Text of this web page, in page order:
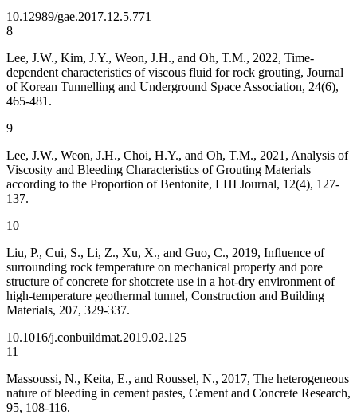
10.12989/gae.2017.12.5.771
8
Lee, J.W., Kim, J.Y., Weon, J.H., and Oh, T.M., 2022, Time-
dependent characteristics of viscous fluid for rock grouting, Journal
of Korean Tunnelling and Underground Space Association, 24(6),
465-481.
9
Lee, J.W., Weon, J.H., Choi, H.Y., and Oh, T.M., 2021, Analysis of
Viscosity and Bleeding Characteristics of Grouting Materials
according to the Proportion of Bentonite, LHI Journal, 12(4), 127-
137.
10
Liu, P., Cui, S., Li, Z., Xu, X., and Guo, C., 2019, Influence of
surrounding rock temperature on mechanical property and pore
structure of concrete for shotcrete use in a hot-dry environment of
high-temperature geothermal tunnel, Construction and Building
Materials, 207, 329-337.
10.1016/j.conbuildmat.2019.02.125
11
Massoussi, N., Keita, E., and Roussel, N., 2017, The heterogeneous
nature of bleeding in cement pastes, Cement and Concrete Research,
95, 108-116.